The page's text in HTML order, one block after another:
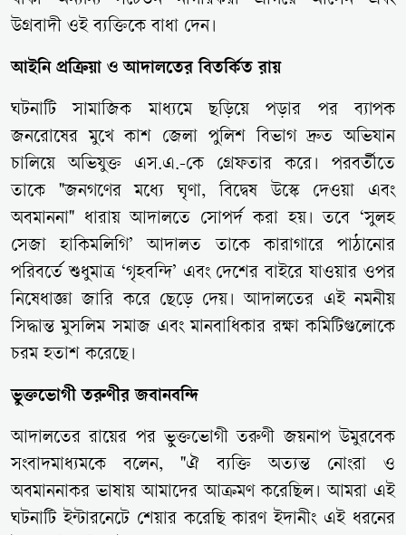
উগ্রবাদী ওই ব্যক্তিকে বাধা দেন।
আইনি প্রক্রিয়া ও আদালতের বিতর্কিত রায়
ঘটনাটি সামাজিক মাধ্যমে ছড়িয়ে পড়ার পর ব্যাপক
জনরোষের মুখে কাশ জেলা পুলিশ বিভাগ দ্রুত অভিযান
চালিয়ে অভিযুক্ত এস.এ.-কে গ্রেফতার করে। পরবর্তীতে
তাকে "জনগণের মধ্যে ঘৃণা, বিদ্বেষ উস্কে দেওয়া এবং
অবমাননা" ধারায় আদালতে সোপর্দ করা হয়। তবে ‘সুলহ
সেজা হাকিমলিগি’ আদালত তাকে কারাগারে পাঠানোর
পরিবর্তে শুধুমাত্র ‘গৃহবন্দি’ এবং দেশের বাইরে যাওয়ার ওপর
নিষেধাজ্ঞা জারি করে ছেড়ে দেয়। আদালতের এই নমনীয়
সিদ্ধান্ত মুসলিম সমাজ এবং মানবাধিকার রক্ষা কমিটিগুলোকে
চরম হতাশ করেছে।
ভুক্তভোগী তরুণীর জবানবন্দি
আদালতের রায়ের পর ভুক্তভোগী তরুণী জয়নাপ উমুরবেক
সংবাদমাধ্যমকে বলেন, "ঐ ব্যক্তি অত্যন্ত নোংরা ও
অবমাননাকর ভাষায় আমাদের আক্রমণ করেছিল। আমরা এই
ঘটনাটি ইন্টারনেটে শেয়ার করেছি কারণ ইদানীং এই ধরনের